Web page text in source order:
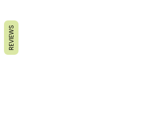
REVIEWS